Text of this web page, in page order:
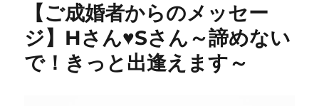
【ご成婚者からのメッセー
ジ】Hさん♥Sさん～諦めない
で！きっと出逢えます～